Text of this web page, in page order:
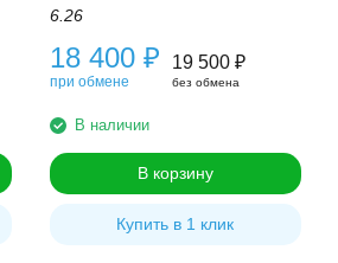
6.26
18 400 ₽
при обмене
19 500 ₽
без обмена
В наличии
В корзину
Купить в 1 клик